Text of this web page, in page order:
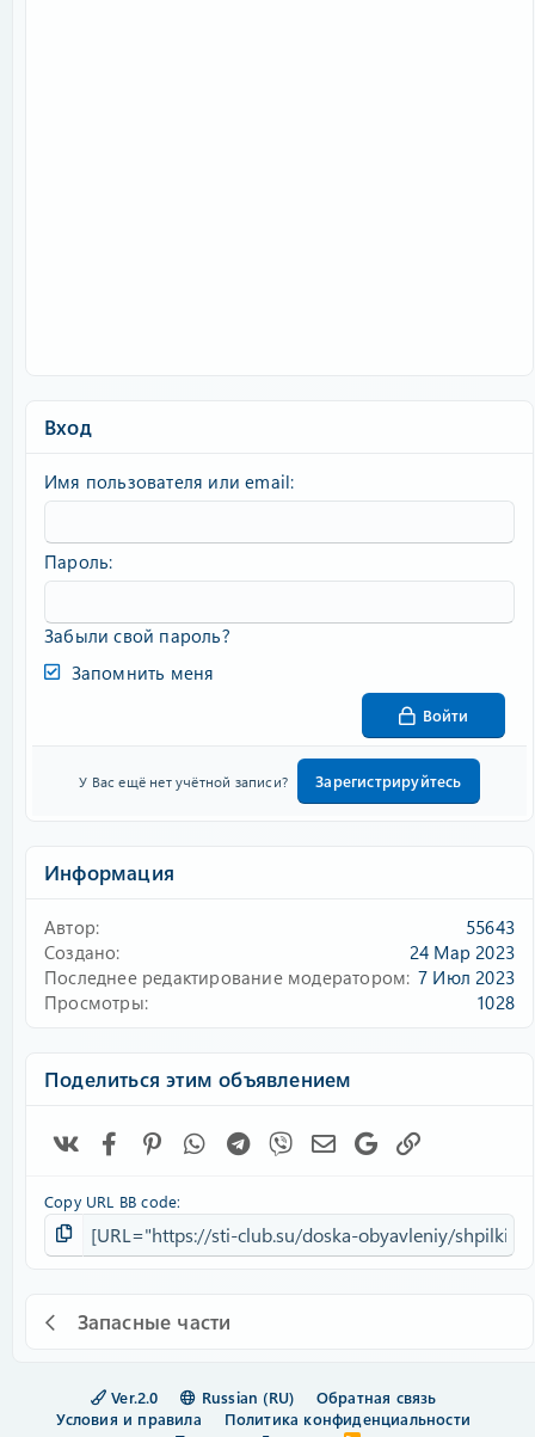
Вход
Имя пользователя или email
Пароль
Забыли свой пароль?
Запомнить меня
Войти
У Вас ещё нет учётной записи? Зарегистрируйтесь
Информация
Автор
55643
Создано
24 Мар 2023
Последнее редактирование модератором 7 Июл 2023
Просмотры
1028
Поделиться этим объявлением
FacebookPinterestWhatsAppTelegram
Viber Электронная почта
Google
Copy URL BB code
Запасные части
Ver.2.0 Russian (RU)
Обратная связь
Условия и правила
Политика конфиденциальности